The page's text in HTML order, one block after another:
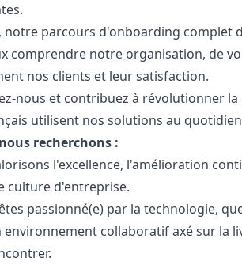
notre parcours d'onboarding complet
comprendre notre organisation, de
nos clients et leur satisfaction.
nous et contribuez à révolutionner
utilisent nos solutions au
recherchons :
l'excellence, l'amélioration
culture d'entreprise.
passionné(e) par la technologie,
environnement collaboratif axé sur la